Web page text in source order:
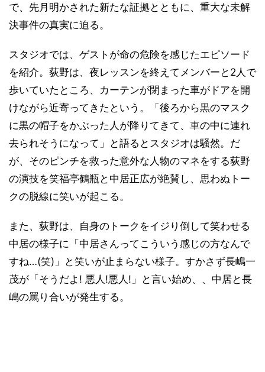
で、先月明かされた新たな証拠とともに、重大な未解
決事件の真実に迫る。
スタジオでは、ゲストが命の危険を感じたエピソード
を紹介。荻野は、夜レッスンを終えてメンバーと2人で
歩いていたところ、カーテンが閉まった車がドアを開
けながら近寄ってきたという。「後ろから黒のマスク
に黒の帽子をかぶった人が降りてきて、車の中に連れ
去られそうになって」と語るとスタジオは騒然。だ
が、そのピンチを救った意外な人物のマネをする荻野
の演技を笑福亭鶴瓶と中居正広が絶賛し、思わぬトー
クの脱線に笑いが起こる。
また、荻野は、自身のトークをイジり倒して笑わせる
中居の様子に「中居さんってこういう感じの方なんで
すね…(笑)」と笑いが止まらない様子。すかさず長嶋一
茂が「そうだよ! 悪人!悪人!」と言い始め、、中居と長
嶋の罵り合いが発生する。